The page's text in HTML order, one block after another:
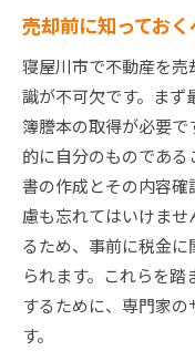
成功する売
売却準備か
不動産売却
寝屋川市で
寝屋川市不動産
賢い選択を
不動産売却
情報を正し
信頼できる
売却前に知ってお
寝屋川市で不動産を
識が不可欠です。ま
簿謄本の取得が必要で
的に自分のものであ
書の作成とその内容確
慮も忘れてはいけま
るため、事前に税金
られます。これらを
するために、専門家
す。